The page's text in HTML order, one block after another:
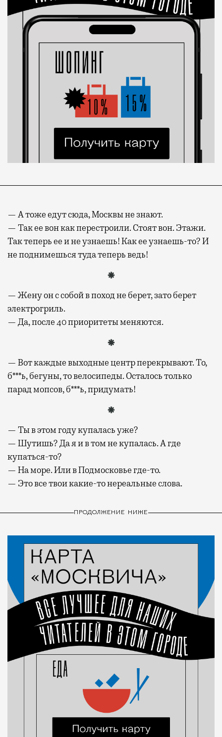
— А тоже едут сюда, Москвы не знают.
— Так ее вон как перестроили. Стоят вон. Этажи.
Так теперь ее и не узнаешь! Как ее узнаешь-то? И
не поднимешься туда теперь ведь!
— Жену он с собой в поход не берет, зато берет
электрогриль.
— Да, после 40 приоритеты меняются.
— Вот каждые выходные центр перекрывают. То,
б***ь, бегуны, то велосипеды. Осталось только
парад мопсов, б***ь, придумать!
— Ты в этом году купалась уже?
— Шутишь? Да я и в том не купалась. А где
купаться-то?
— На море. Или в Подмосковье где-то.
— Это все твои какие-то нереальные слова.
ПРОДОЛЖЕНИЕ НИЖЕ